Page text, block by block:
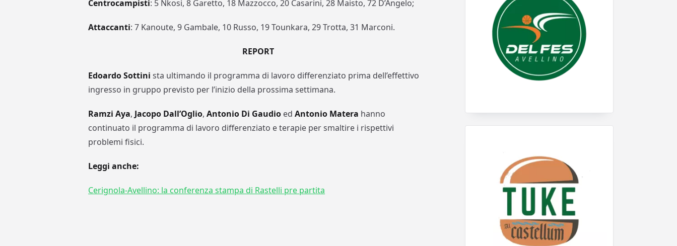
Centrocampisti: 5 Nkosi, 8 Garetto, 18 Mazzocco, 20 Casarini, 28 Maisto, 72 D’Angelo;
Attaccanti: 7 Kanoute, 9 Gambale, 10 Russo, 19 Tounkara, 29 Trotta, 31 Marconi.
REPORT
Edoardo Sottini sta ultimando il programma di lavoro differenziato prima dell’effettivo
ingresso in gruppo previsto per l’inizio della prossima settimana.
Ramzi Aya, Jacopo Dall’Oglio,Antonio Di Gaudio edAntonio Matera hanno
continuato il programma di lavoro differenziato e terapie per smaltire i rispettivi
problemi fisici.
Leggi anche:
Cerignola-Avellino: la conferenza stampa di Rastelli pre partita